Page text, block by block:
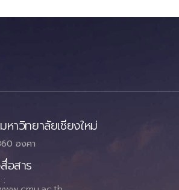
หาวิทยาลัยเชียงใหม่
องศา
อสาร